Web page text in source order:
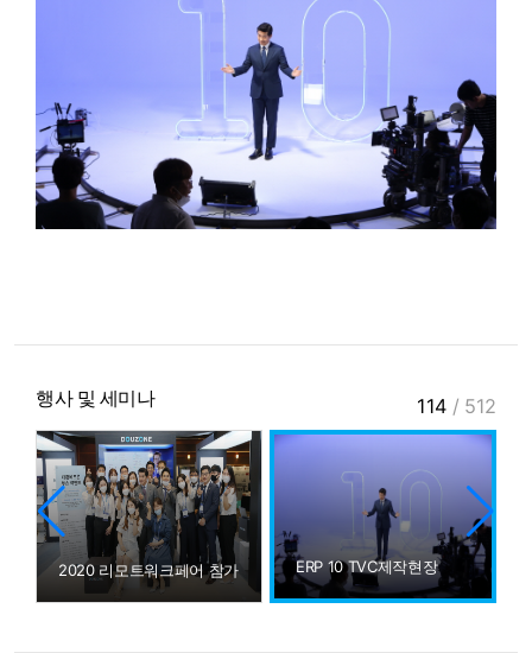
행사 및 세미나
2020 리모트워크페어 참가 ERP 10 TVC제작현장
114/ 512